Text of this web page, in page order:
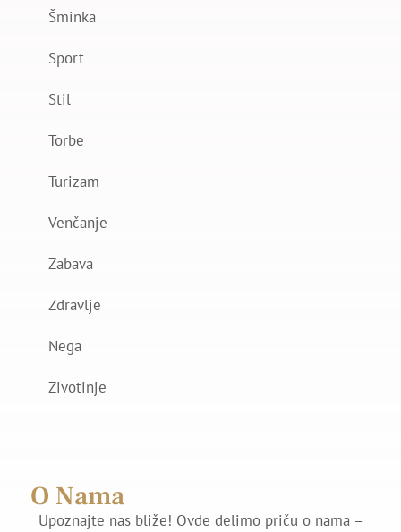
Šminka
Sport
Stil
Torbe
Turizam
Venčanje
Zabava
Zdravlje
Nega
Zivotinje
O Nama
Upoznajte nas bliže! Ovde delimo priču o nama –